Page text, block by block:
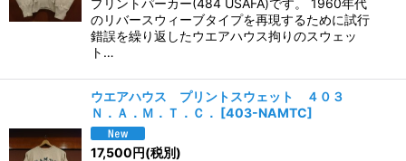
プリントパーカー(484 USAFA)です。 1960年代
のリバースウィーブタイプを再現するために試行
錯誤を繰り返したウエアハウス拘りのスウェッ
ト…
ウエアハウス プリントスウェット ４０３
Ｎ．Ａ．Ｍ．Ｔ．Ｃ． [403-NAMTC]
17,500円(税別)